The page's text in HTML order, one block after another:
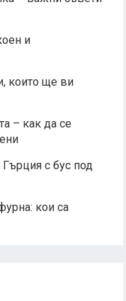
и
които ще ви
– как да се
с бус под
кои са